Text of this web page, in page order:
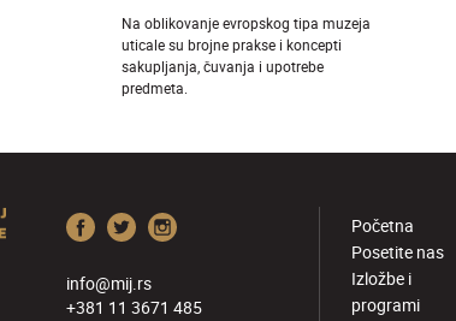
Na oblikovanje evropskog tipa muzeja
uticale su brojne prakse i koncepti
sakupljanja, čuvanja i upotrebe
predmeta.
info@mij.rs
+381 11 3671 485
Početna
Posetite nas
Izložbe i
programi